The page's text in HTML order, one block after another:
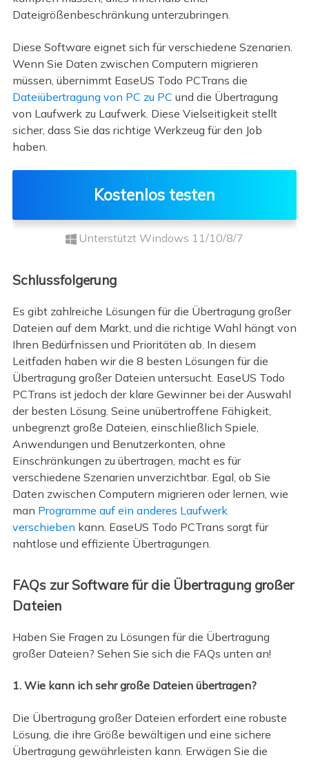
Dateigrößenbeschränkung unterzubringen.
Diese Software eignet sich für verschiedene Szenarien.
Wenn Sie Daten zwischen Computern migrieren
müssen, übernimmt EaseUS Todo PCTrans die
Dateiübertragung von PC zu PC und die Übertragung
von Laufwerk zu Laufwerk. Diese Vielseitigkeit stellt
sicher, dass Sie das richtige Werkzeug für den Job
haben.
Kostenlos testen
Unterstützt Windows 11/10/8/7
Schlussfolgerung
Es gibt zahlreiche Lösungen für die Übertragung großer
Dateien auf dem Markt, und die richtige Wahl hängt von
Ihren Bedürfnissen und Prioritäten ab. In diesem
Leitfaden haben wir die 8 besten Lösungen für die
Übertragung großer Dateien untersucht. EaseUS Todo
PCTrans ist jedoch der klare Gewinner bei der Auswahl
der besten Lösung. Seine unübertroffene Fähigkeit,
unbegrenzt große Dateien, einschließlich Spiele,
Anwendungen und Benutzerkonten, ohne
Einschränkungen zu übertragen, macht es für
verschiedene Szenarien unverzichtbar. Egal, ob Sie
Daten zwischen Computern migrieren oder lernen, wie
man Programme auf ein anderes Laufwerk
verschieben kann. EaseUS Todo PCTrans sorgt für
nahtlose und effiziente Übertragungen.
FAQs zur Software für die Übertragung großer
Dateien
Haben Sie Fragen zu Lösungen für die Übertragung
großer Dateien? Sehen Sie sich die FAQs unten an!
1. Wie kann ich sehr große Dateien übertragen?
Die Übertragung großer Dateien erfordert eine robuste
Lösung, die ihre Größe bewältigen und eine sichere
Übertragung gewährleisten kann. Erwägen Sie die